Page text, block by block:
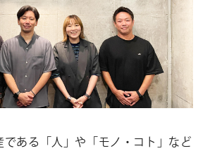
お問い合わせ
アーティスト募集
アミューズのソリューション
である「人」や「モノ・コト」など